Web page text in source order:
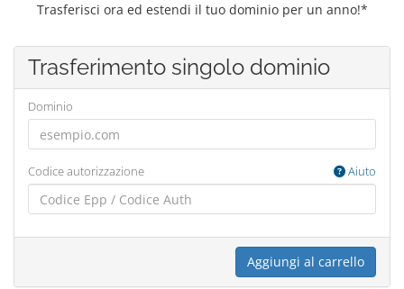
Trasferisci ora ed estendi il tuo dominio per un anno!*
Trasferimento singolo dominio
Dominio
Codice autorizzazione Aiuto
Aggiungi al carrello